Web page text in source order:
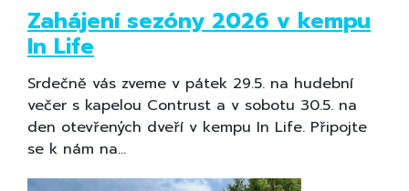
Zahájení sezóny 2026 v kempu
In Life
Srdečně vás zveme v pátek 29.5. na hudební
večer s kapelou Contrust a v sobotu 30.5. na
den otevřených dveří v kempu In Life. Připojte
se k nám na…